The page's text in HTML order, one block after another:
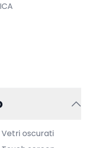
Vetri oscurati